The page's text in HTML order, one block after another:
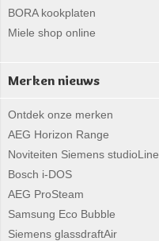
BORA kookplaten
Miele shop online
Merken nieuws
Ontdek onze merken
AEG Horizon Range
Noviteiten Siemens studioLine
Bosch i-DOS
AEG ProSteam
Samsung Eco Bubble
Siemens glassdraftAir